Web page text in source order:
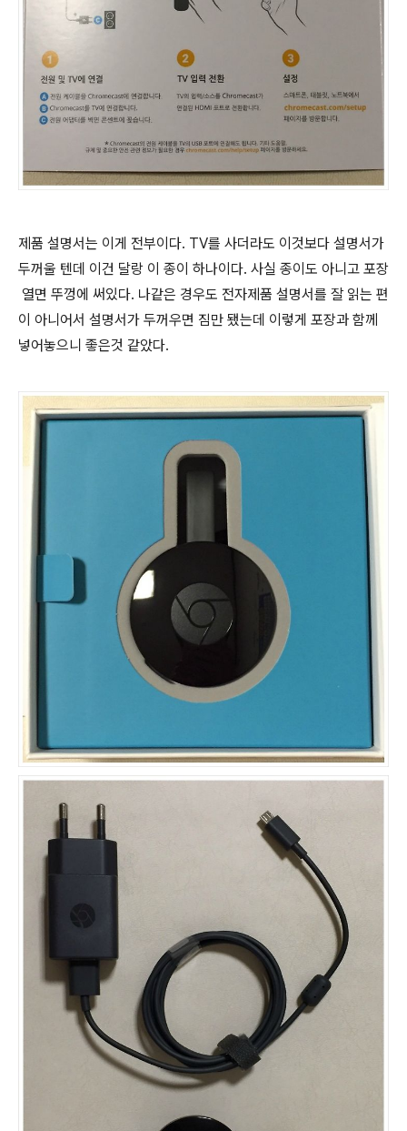
제품 설명서는 이게 전부이다. TV를 사더라도 이것보다 설명서가
두꺼울 텐데 이건 달랑 이 종이 하나이다. 사실 종이도 아니고 포장
열면 뚜껑에 써있다. 나같은 경우도 전자제품 설명서를 잘 읽는 편
이 아니어서 설명서가 두꺼우면 짐만 됐는데 이렇게 포장과 함께
넣어놓으니 좋은것 같았다.